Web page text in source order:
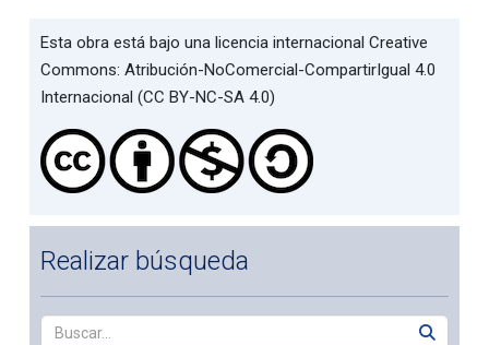
Esta obra está bajo una licencia internacional Creative
Commons: Atribución-NoComercial-CompartirIgual 4.0
Internacional (CC BY-NC-SA 4.0)
Realizar búsqueda